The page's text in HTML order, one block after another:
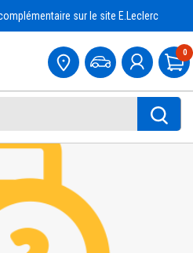
sur le site E.Leclerc
0